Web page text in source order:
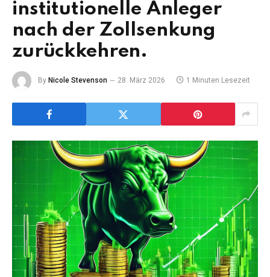
institutionelle Anleger
nach der Zollsenkung
zurückkehren.
By Nicole Stevenson 28. März 2026 1 Minuten Lesezeit